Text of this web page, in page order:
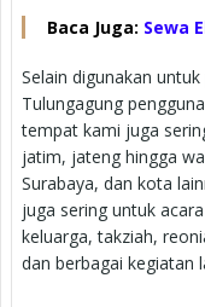
Baca Juga: Sewa
Selain digunakan
Tulungagung
tempat kami juga
jatim, jateng hingga
Surabaya, dan kota
juga sering untuk
keluarga, takziah,
dan berbagai kegiatan